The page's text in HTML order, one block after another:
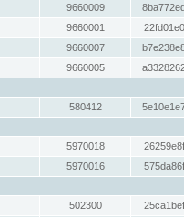
9660009
9660001
9660007
9660005
580412
5970018
5970016
502300